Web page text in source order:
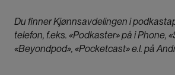
Du finner Kjønnsavdelingen i
telefon, f.eks. «Podkaster» på i Phone,
«Beyondpod», «Pocketcast» e.l. på